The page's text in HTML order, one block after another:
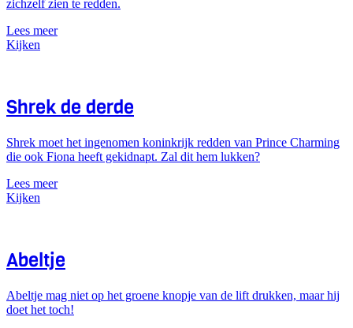
zichzelf zien te redden.
Lees meer
Kijken
Shrek de derde
Shrek moet het ingenomen koninkrijk redden van Prince Charming
die ook Fiona heeft gekidnapt. Zal dit hem lukken?
Lees meer
Kijken
Abeltje
Abeltje mag niet op het groene knopje van de lift drukken, maar hij
doet het toch!